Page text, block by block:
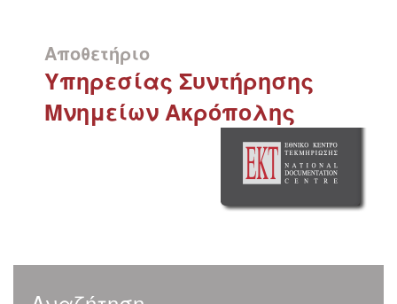
Αποθετήριο
Υπηρεσίας Συντήρησης
Μνημείων Ακρόπολης